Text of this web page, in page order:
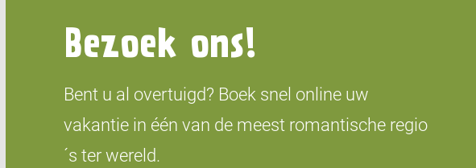
Bezoek ons!
Bent u al overtuigd? Boek snel online uw
vakantie in één van de meest romantische regio
´s ter wereld.